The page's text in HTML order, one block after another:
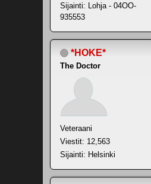
Sijainti: Lohja - 04OO-
935553
*HOKE*
The Doctor
Veteraani
Viestit: 12,563
Sijainti: Helsinki